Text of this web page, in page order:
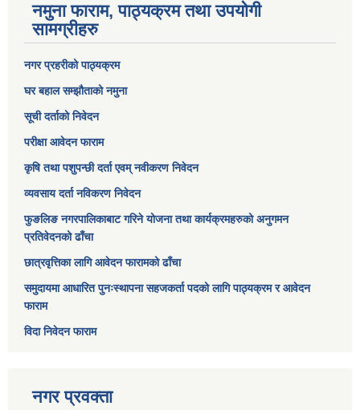
नमुना फाराम, पाठ्यक्रम तथा उपयोगी
सामग्रीहरु
नगर प्रहरीको पाठ्यक्रम
घर बहाल सम्झौताको नमुना
सूची दर्ताको निवेदन
परीक्षा आवेदन फाराम
कृषि तथा पशुपन्छी दर्ता एवम् नवीकरण निवेदन
व्यवसाय दर्ता नविकरण निवेदन
फुङलिङ नगरपालिकाबाट गरिने योजना तथा कार्यक्रमहरुको अनुगमन
प्रतिवेदनको ढाँचा
छात्रवृत्तिका लागि आवेदन फारामको ढाँचा
समुदायमा आधारित पुनःस्थापना सहजकर्ता पदको लागि पाठ्यक्रम र आवेदन
फाराम
विदा निवेदन फाराम
नगर प्रवक्ता